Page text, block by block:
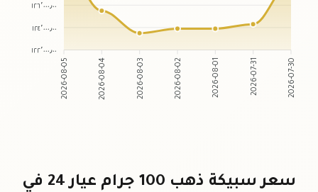
١٢٦٬٠٠٠٫٠٠
١٢٤٬٠٠٠٫٠٠
١٢٢٬٠٠٠٫٠٠
2026-08-05 2026-08-04 2026-08-03 2026-08-02 2026-08-01 2026-07-31 2026-07-30
سعر سبيكة ذهب 100 جرام عيار 24 في